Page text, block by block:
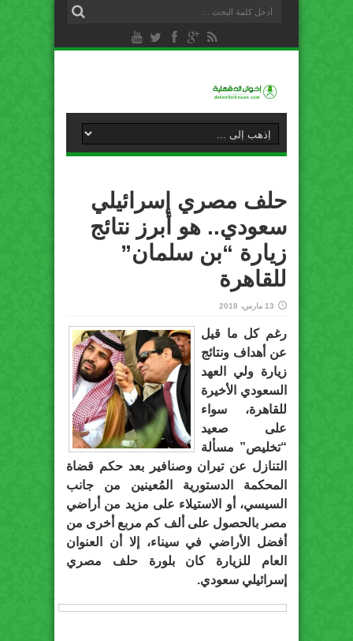
حلف مصري إسرائيلي
سعودي.. هو أبرز نتائج
زيارة “بن سلمان”
للقاهرة
13 مارس، 2018
رغم كل ما قيل
عن أهداف ونتائج
زيارة ولي العهد
السعودي الأخيرة
للقاهرة، سواء
على صعيد
“تخليص” مسألة
التنازل عن تيران وصنافير بعد حكم قضاة
المحكمة الدستورية المُعينين من جانب
السيسي، أو الاستيلاء على مزيد من أراضي
مصر بالحصول على ألف كم مربع أخرى من
أفضل الأراضي في سيناء، إلا أن العنوان
العام للزيارة كان بلورة حلف مصري
إسرائيلي سعودي.